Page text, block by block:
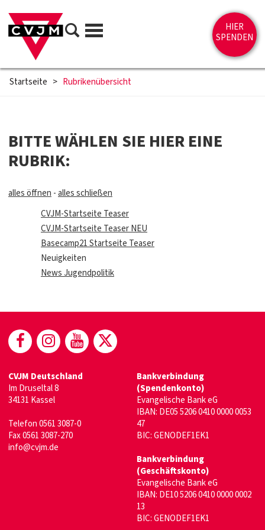
Direkt zum Inhalt springen
Suche
HIER
SPENDEN
Startseite > Rubrikenübersicht
BITTE WÄHLEN SIE HIER EINE
RUBRIK:
alles öffnen -alles schließen
CVJM-Startseite Teaser
CVJM-Startseite Teaser NEU
Basecamp21 Startseite Teaser
Neuigkeiten
News Jugendpolitik
(öffnet in neuem Fenster)
(öffnet in neuem Fenster)
(öffnet in neuem Fenster)
(öffnet in neuem
CVJM Deutschland
Im Druseltal 8
34131 Kassel
Telefon 0561 3087-0
Fax 0561 3087-270
info@cvjm.de
Bankverbindung
(Spendenkonto)
Evangelische Bank eG
IBAN: DE05 5206 0410 0000 0053
47
BIC: GENODEF1EK1
Bankverbindung
(Geschäftskonto)
Evangelische Bank eG
IBAN: DE10 5206 0410 0000 0002
13
BIC: GENODEF1EK1